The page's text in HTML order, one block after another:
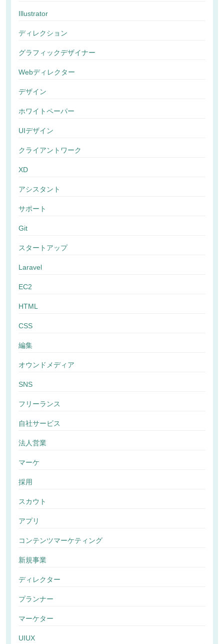
Illustrator
ディレクション
グラフィックデザイナー
Webディレクター
デザイン
ホワイトペーパー
UIデザイン
クライアントワーク
XD
アシスタント
サポート
Git
スタートアップ
Laravel
EC2
HTML
CSS
編集
オウンドメディア
SNS
フリーランス
自社サービス
法人営業
マーケ
採用
スカウト
アプリ
コンテンツマーケティング
新規事業
ディレクター
プランナー
マーケター
UIUX